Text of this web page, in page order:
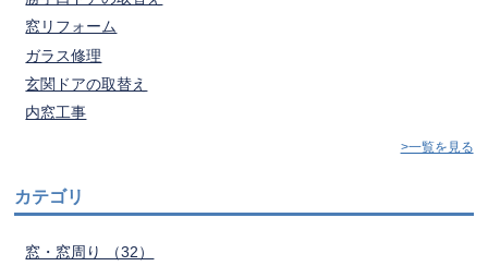
窓リフォーム
ガラス修理
玄関ドアの取替え
内窓工事
>一覧を見る
カテゴリ
窓・窓周り （32）